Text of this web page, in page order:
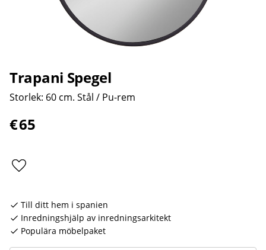
Trapani Spegel
Storlek: 60 cm. Stål / Pu-rem
€65
Lägg till i favoriter
Till ditt hem i spanien
Inredningshjälp av inredningsarkitekt
Populära möbelpaket